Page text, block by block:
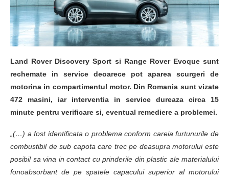
Land Rover Discovery Sport si Range Rover Evoque sunt
rechemate in service deoarece pot aparea scurgeri de
motorina in compartimentul motor. Din Romania sunt vizate
472 masini, iar interventia in service dureaza circa 15
minute pentru verificare si, eventual remediere a problemei.
„(…) a fost identificata o problema conform careia furtunurile de
combustibil de sub capota care trec pe deasupra motorului este
posibil sa vina in contact cu prinderile din plastic ale materialului
fonoabsorbant de pe spatele capacului superior al motorului